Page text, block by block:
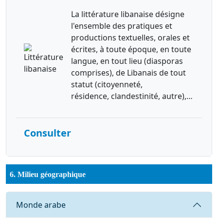
La littérature libanaise désigne
l'ensemble des pratiques et
productions textuelles, orales et
écrites, à toute époque, en toute
langue, en tout lieu (diasporas
comprises), de Libanais de tout
statut (citoyenneté,
résidence, clandestinité, autre),…
Consulter
6. Milieu géographique
Requête
Monde arabe